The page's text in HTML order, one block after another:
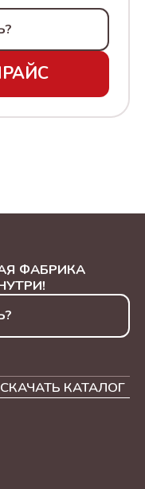
ФАБРИКА
СКАЧАТЬ КАТАЛОГ